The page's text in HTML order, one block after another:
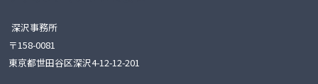
深沢事務所
〒158-0081
東京都世田谷区深沢4-12-12-201